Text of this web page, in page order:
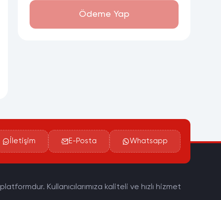
Ödeme Yap
İletişim E-Posta Whatsapp
Kullanıcılarımıza kaliteli ve hızlı hizmet